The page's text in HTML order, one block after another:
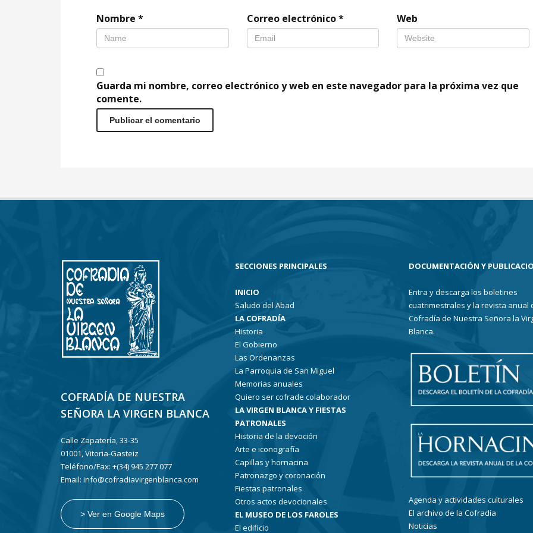
Nombre * Correo electrónico* Web
Guarda mi nombre, correo electrónico y web en este navegador para la próxima vez que
comente.
COFRADÍA DE NUESTRA
SEÑORA LA VIRGEN BLANCA
Calle Zapatería, 33-35
01001, Vitoria-Gasteiz
Teléfono/Fax: +(34) 945 277 077
Email: info@cofradiavirgenblanca.com
> Ver en Google Maps
SECCIONES PRINCIPALES
INICIO
Saludo del Abad
LA COFRADÍA
Historia
El Gobierno
Las Ordenanzas
La Parroquia de San Miguel
Memorias anuales
Quiero ser cofrade colaborador
LA VIRGEN BLANCA Y FIESTAS
PATRONALES
Historia de la devoción
Arte e iconografía
Capillas y hornacina
Patronazgo y coronación
Fiestas patronales
Otros actos devocionales
EL MUSEO DE LOS FAROLES
El edificio
DOCUMENTACIÓN Y
Entra y descarga los boletines
cuatrimestrales y la revista anual
Cofradía de Nuestra Señora la
Blanca.
Agenda y actividades culturales
El archivo de la Cofradía
Noticias